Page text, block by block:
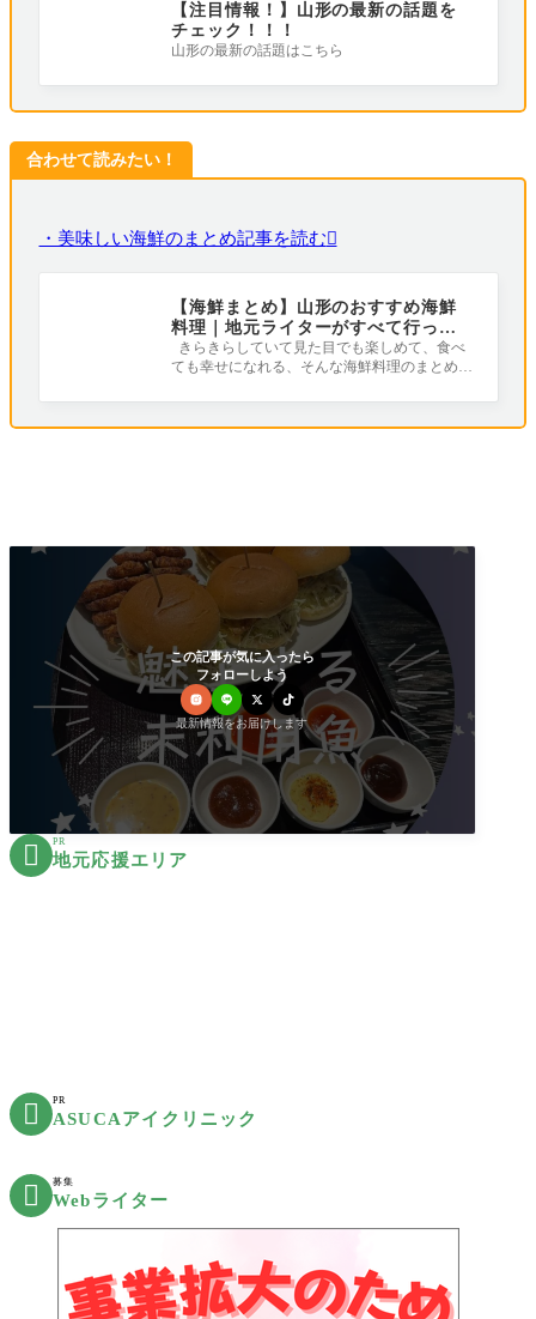
【注目情報！】山形の最新の話題を
チェック！！！
山形の最新の話題はこちら
合わせて読みたい！
・美味しい海鮮のまとめ記事を読む
【海鮮まとめ】山形のおすすめ海鮮
料理｜地元ライターがすべて行って
みました！
きらきらしていて見た目でも楽しめて、食べ
ても幸せになれる、そんな海鮮料理のまとめで
この記事が気に入ったら
フォローしよう
最新情報をお届けします
 PR
地元応援エリア
 PR
ASUCAアイクリニック
 募集
Webライター